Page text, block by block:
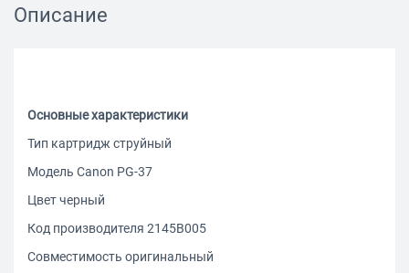
Описание
Основные характеристики
Тип картридж струйный
Модель Canon PG-37
Цвет черный
Код производителя 2145B005
Совместимость оригинальный